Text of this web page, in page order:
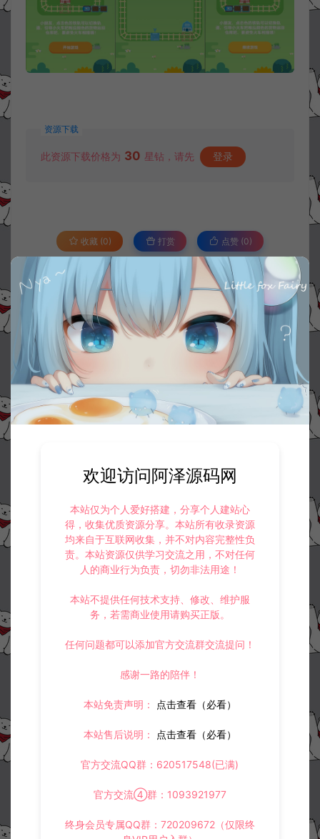
资源下载
此资源下载价格为 30 星钻，请先 登录
收藏 (0) 打赏 点赞 (0)
©版权免责声明
本站资源售价只是赞助，收取费用仅维持本站的日常运营所需。
若您需要商业运营或用于其他商业活动，请您购买正版授权并合法
使用。
3.如果本站有侵犯、不妥之处的资源，请在网站右边客服联系我们。
将会第一时间解决！
4.本站提供的所有资源仅供参考学习使用，不存在任何商业目的与商
业用途，请大家不要用于商用！
最新整理Linux手工服务端+Win一键服务端+逆向前端源码+解压即玩+简易
安卓客户端+详细搭建教程 https://www.lyzwlkj.vip/54902/syzy/xyxh5/
三网H5格斗游戏【口袋侏罗纪H5】12月最新整理Linux手工服务端+Win一键服务端+逆向前端源码+解压即玩+简易安卓客户端+详细搭建教程
欢迎访问阿泽源码网
本站仅为个人爱好搭建，分享个人建站心
得，收集优质资源分享。本站所有收录资源
均来自于互联网收集，并不对内容完整性负
责。本站资源仅供学习交流之用，不对任何
人的商业行为负责，切勿非法用途！
本站不提供任何技术支持、修改、维护服
务，若需商业使用请购买正版。
任何问题都可以添加官方交流群交流提问！
感谢一路的陪伴！
本站免责声明： 点击查看（必看）
本站售后说明： 点击查看（必看）
官方交流QQ群：620517548(已满)
官方交流④群：1093921977
终身会员专属QQ群：720209672（仅限终